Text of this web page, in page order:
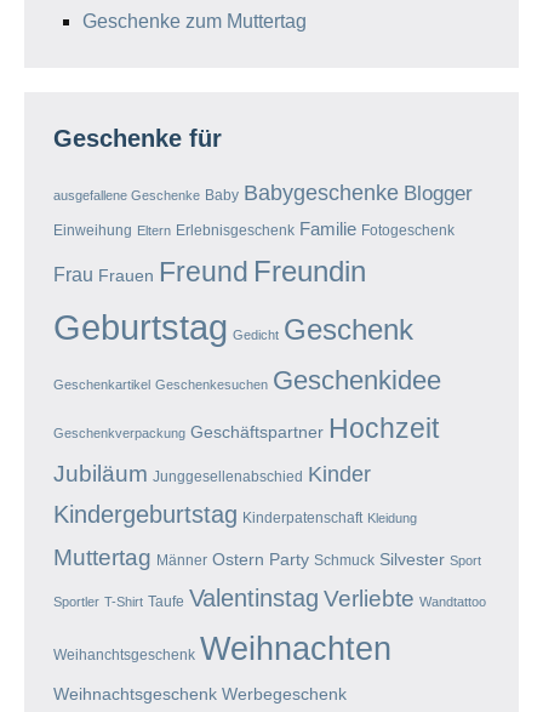
Geschenke zum Muttertag
Geschenke für
ausgefallene Geschenke Baby Babygeschenke Blogger
Einweihung Eltern Erlebnisgeschenk Familie Fotogeschenk
Frau Frauen Freund Freundin
Geburtstag Gedicht Geschenk
Geschenkartikel Geschenkesuchen Geschenkidee
Geschenkverpackung Geschäftspartner Hochzeit
Jubiläum Junggesellenabschied Kinder
Kindergeburtstag Kinderpatenschaft Kleidung
Muttertag Männer Ostern Party Schmuck Silvester Sport
Sportler T-Shirt Taufe Valentinstag Verliebte Wandtattoo
Weihanchtsgeschenk Weihnachten
Weihnachtsgeschenk Werbegeschenk